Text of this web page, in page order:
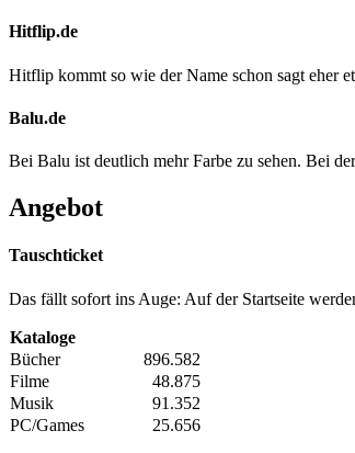
Hitflip.de
Hitflip kommt so wie der Name schon sagt eher
Balu.de
Bei Balu ist deutlich mehr Farbe zu sehen. Bei
Angebot
Tauschticket
Das fällt sofort ins Auge: Auf der Startseite
Kataloge
Bücher
896.582
Filme
48.875
Musik
91.352
PC/Games
25.656